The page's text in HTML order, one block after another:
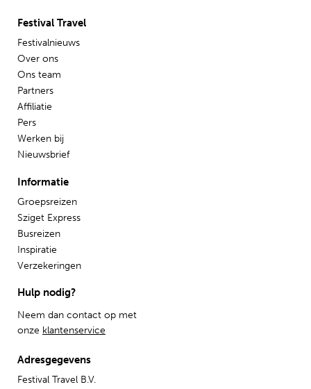
Festival Travel
Festivalnieuws
Over ons
Ons team
Partners
Affiliatie
Pers
Werken bij
Nieuwsbrief
Informatie
Groepsreizen
Sziget Express
Busreizen
Inspiratie
Verzekeringen
Hulp nodig?
Neem dan contact op met
onze klantenservice
Adresgegevens
Festival Travel B.V.